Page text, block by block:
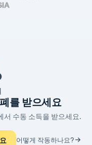
를 받으세요
서 수동 소득을 받으세요.
어떻게 작동하나요?